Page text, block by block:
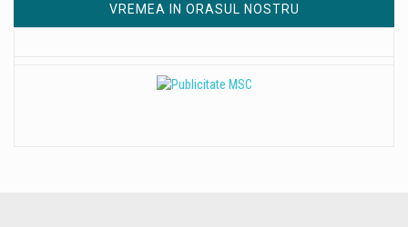
VREMEA IN ORASUL NOSTRU